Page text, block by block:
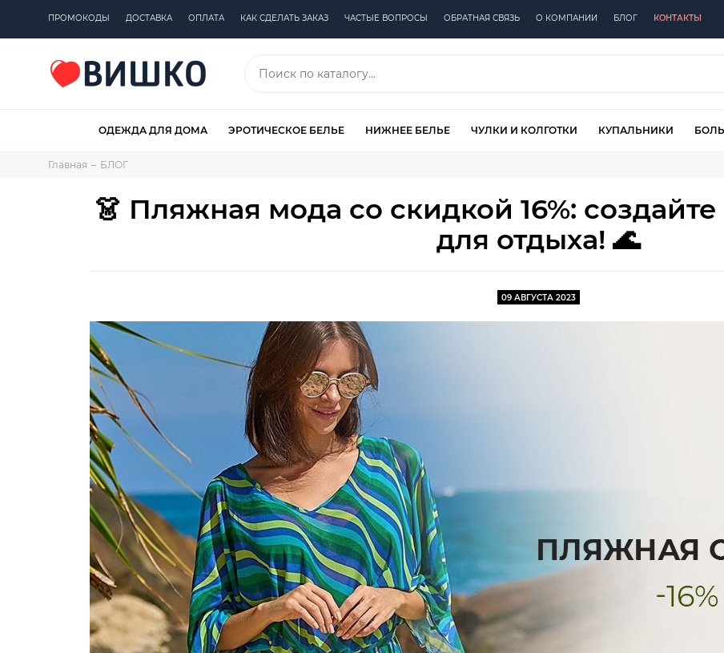
ПРОМОКОДЫ ДОСТАВКА ОПЛАТА КАК СДЕЛАТЬ ЗАКАЗ ЧАСТЫЕ ВОПРОСЫ ОБРАТНАЯ СВЯЗЬ О КОМПАНИИ БЛОГ КОНТАКТЫ
ОДЕЖДА ДЛЯ ДОМА ЭРОТИЧЕСКОЕ БЕЛЬЕ НИЖНЕЕ БЕЛЬЕ ЧУЛКИ И КОЛГОТКИ КУПАЛЬНИКИ
Главная БЛОГ
👗 Пляжная мода со скидкой 16%:
для отдыха! 🌊
09 АВГУСТА 2023